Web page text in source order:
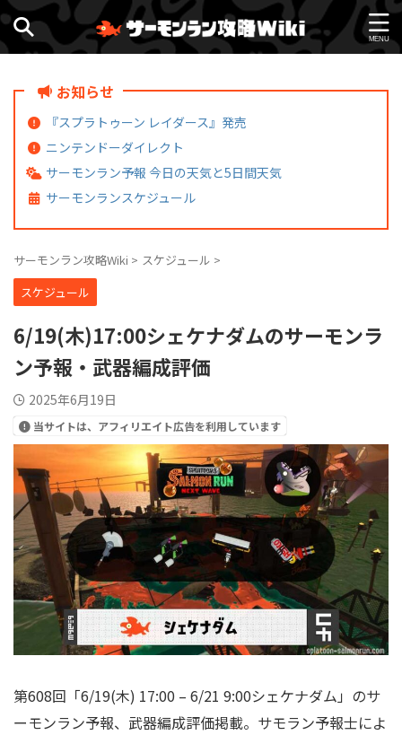
お知らせ
『スプラトゥーン レイダース』発売
ニンテンドーダイレクト
サーモンラン予報 今日の天気と5日間天気
サーモンランスケジュール
サーモンラン攻略Wiki > スケジュール >
スケジュール
6/19(木)17:00シェケナダムのサーモンラ
ン予報・武器編成評価
2025年6月19日
当サイトは、アフィリエイト広告を利用しています
第608回「6/19(木) 17:00 – 6/21 9:00シェケナダム」のサ
ーモンラン予報、武器編成評価掲載。サモラン予報士によ